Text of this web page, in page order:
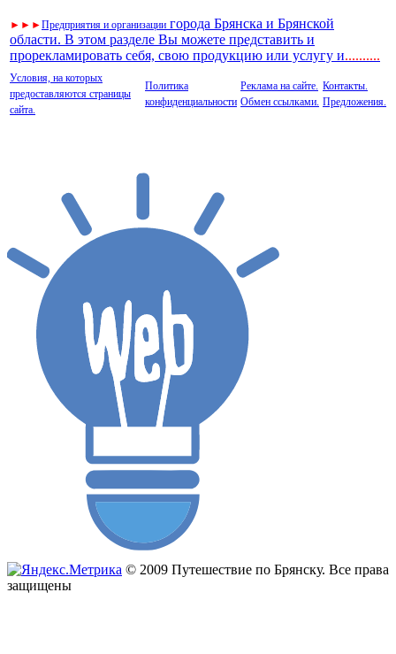
► ► ►Предприятия и организации города Брянска и Брянской
области. В этом разделе Вы можете представить и
прорекламировать себя, свою продукцию или услугу и..........
Условия, на которых
предоставляются страницы
сайта.
Политика
конфиденциальности
Реклама на сайте.
Обмен ссылками.
Контакты.
Предложения.
© 2009 Путешествие по Брянску. Все права
защищены